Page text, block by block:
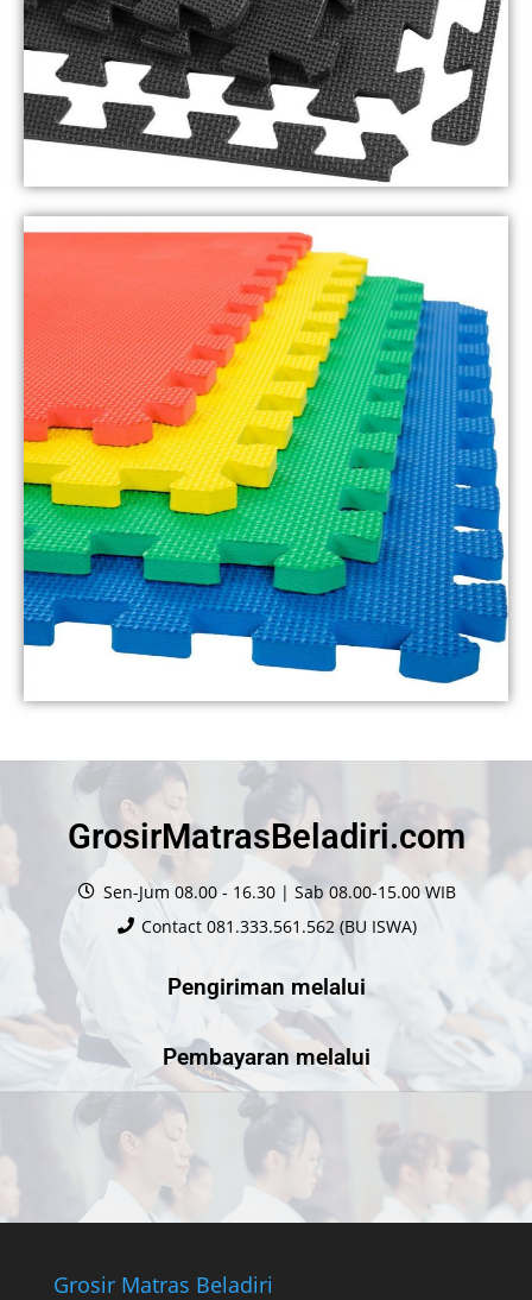
GrosirMatrasBeladiri.com
Sen-Jum 08.00 - 16.30 | Sab 08.00-15.00 WIB
Contact 081.333.561.562 (BU ISWA)
Pengiriman melalui
Pembayaran melalui
Grosir Matras Beladiri